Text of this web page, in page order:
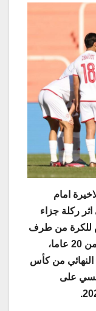
امام
1-0 جاء على اثر ركلة جزاء
للكرة من طرف
الوهابي… تأهّل المنتخب الوطني لأقلّ من 20 عاما،
النهائي من كأس
على
.